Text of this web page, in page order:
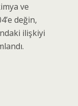
ve
değin,
ilişkiyi